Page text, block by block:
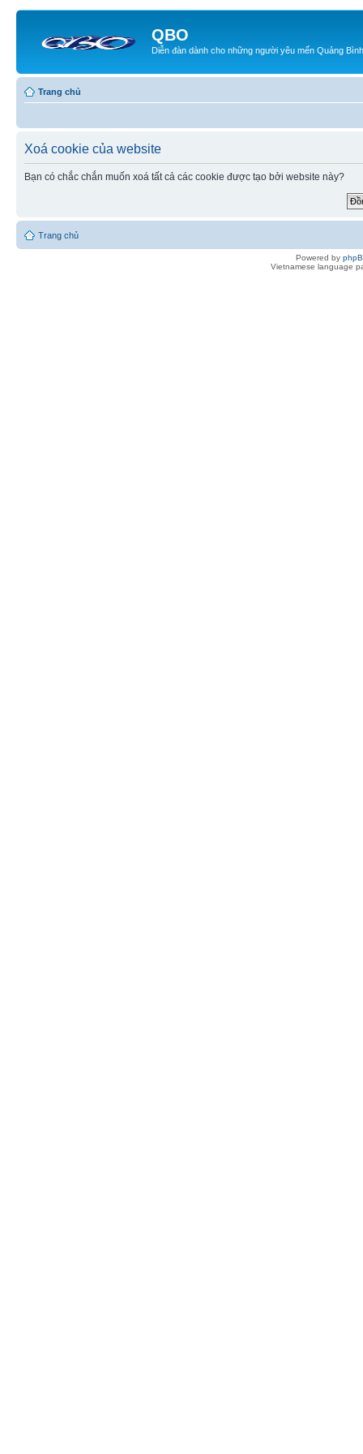
QBO
Diễn đàn dành cho những người yêu mến Quảng Bình
Trang chủ
Xoá cookie của website
Bạn có chắc chắn muốn xoá tất cả các cookie được tạo bởi website này?
Trang chủ
Powered by
Vietnamese language